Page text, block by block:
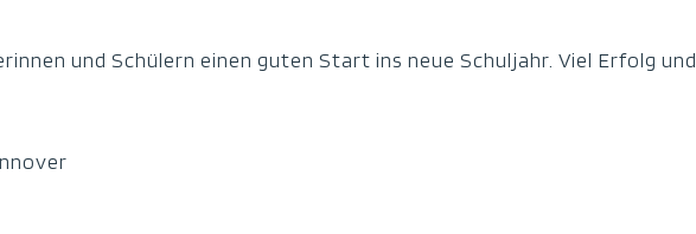
und Schülern einen guten Start ins neue Schuljahr. Viel Erfolg und